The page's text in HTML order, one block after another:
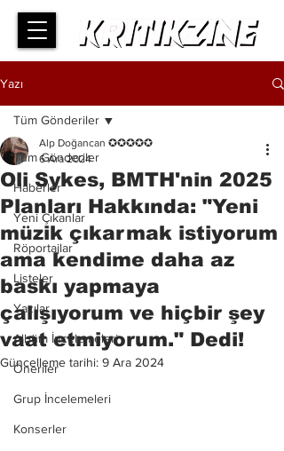
Yazı
Tüm Gönderiler
Haberler
Yeni Çıkanlar
Röportajlar
Listeler
Yazılar
Albüm İncelemeleri
Öneriler
Grup İncelemeleri
Konserler
Tüm Gönderiler
Oli Sykes, BMTH'nin 2025
Planları Hakkında: "Yeni
müzik çıkarmak istiyorum
ama kendime daha az
baskı yapmaya
çalışıyorum ve hiçbir şey
vaat etmiyorum." Dedi!
Alp Doğancan ✪✪✪✪✪
6 Ara 2024
Güncelleme tarihi: 9 Ara 2024